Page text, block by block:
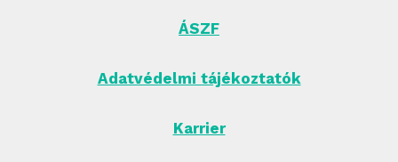
ÁSZF
Adatvédelmi tájékoztatók
Karrier